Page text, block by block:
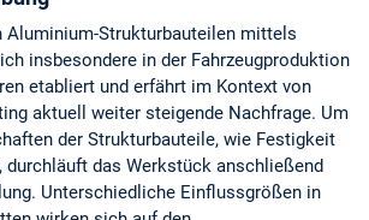
Aluminium-Strukturbauteilen mittels
insbesondere in der Fahrzeugproduktion
etabliert und erfährt im Kontext von
aktuell weiter steigende Nachfrage. Um
der Strukturbauteile, wie Festigkeit
durchläuft das Werkstück anschließend
Unterschiedliche Einflussgrößen in